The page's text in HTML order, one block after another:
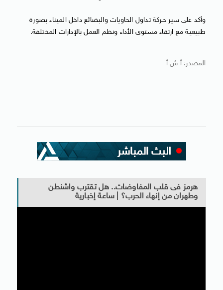
وأكد على سير حركة تداول الحاويات والبضائع داخل الميناء بصورة
طبيعية مع ارتقاء مستوى الأداء ونظم العمل بالإدارات المختلفة.
المصدر: أ ش أ
هرمز فى قلب المفاوضات.. هل تقترب واشنطن
وطهران من إنهاء الحرب؟ | ساعة إخبارية